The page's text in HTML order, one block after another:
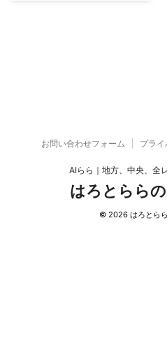
お問い合わせフォーム プラ
AIらら｜地方、中央、全
はろとらら
© 2026 はろとら